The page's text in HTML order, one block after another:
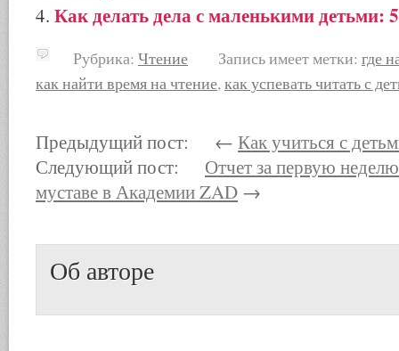
Как делать дела с маленькими детьми: 5
Рубрика: Чтение Запись имеет метки: где
как найти время на чтение,как успевать читать с
Предыдущий пост: ← Как учиться с
Следующий пост: Отчет за первую
муставе в Академии ZAD →
Об авторе